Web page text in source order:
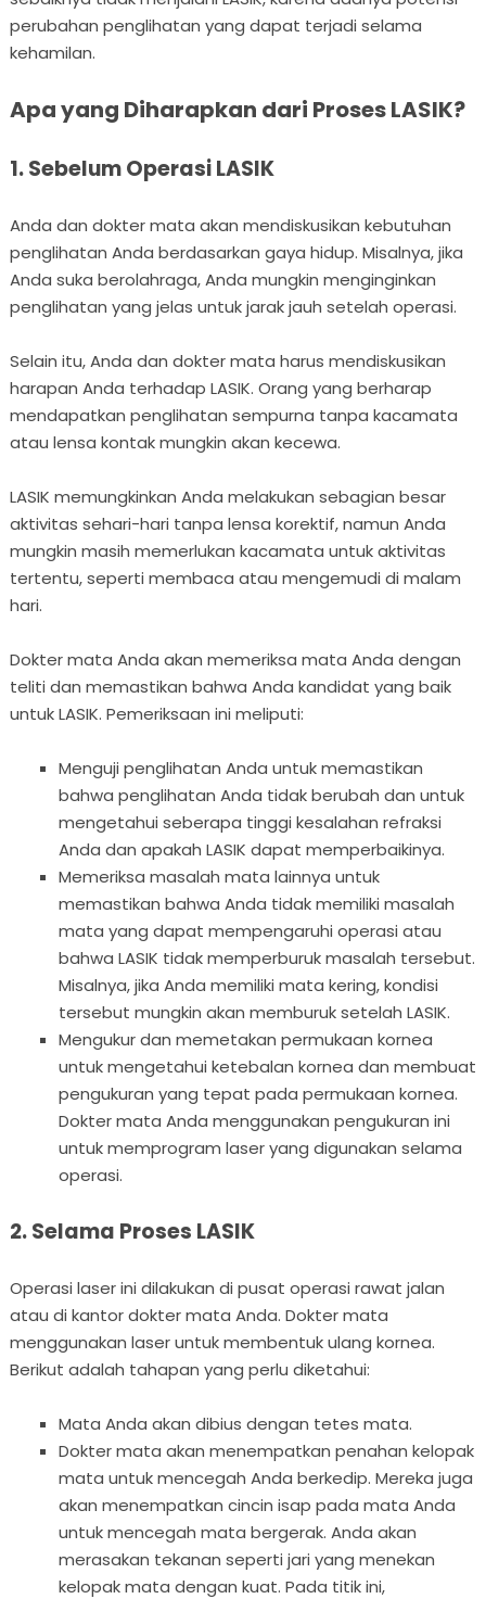
perubahan penglihatan yang dapat terjadi selama
kehamilan.
Apa yang Diharapkan dari Proses LASIK?
1. Sebelum Operasi LASIK
Anda dan dokter mata akan mendiskusikan kebutuhan
penglihatan Anda berdasarkan gaya hidup. Misalnya, jika
Anda suka berolahraga, Anda mungkin menginginkan
penglihatan yang jelas untuk jarak jauh setelah operasi.
Selain itu, Anda dan dokter mata harus mendiskusikan
harapan Anda terhadap LASIK. Orang yang berharap
mendapatkan penglihatan sempurna tanpa kacamata
atau lensa kontak mungkin akan kecewa.
LASIK memungkinkan Anda melakukan sebagian besar
aktivitas sehari-hari tanpa lensa korektif, namun Anda
mungkin masih memerlukan kacamata untuk aktivitas
tertentu, seperti membaca atau mengemudi di malam
hari.
Dokter mata Anda akan memeriksa mata Anda dengan
teliti dan memastikan bahwa Anda kandidat yang baik
untuk LASIK. Pemeriksaan ini meliputi:
Menguji penglihatan Anda untuk memastikan
bahwa penglihatan Anda tidak berubah dan untuk
mengetahui seberapa tinggi kesalahan refraksi
Anda dan apakah LASIK dapat memperbaikinya.
Memeriksa masalah mata lainnya untuk
memastikan bahwa Anda tidak memiliki masalah
mata yang dapat mempengaruhi operasi atau
bahwa LASIK tidak memperburuk masalah tersebut.
Misalnya, jika Anda memiliki mata kering, kondisi
tersebut mungkin akan memburuk setelah LASIK.
Mengukur dan memetakan permukaan kornea
untuk mengetahui ketebalan kornea dan membuat
pengukuran yang tepat pada permukaan kornea.
Dokter mata Anda menggunakan pengukuran ini
untuk memprogram laser yang digunakan selama
operasi.
2. Selama Proses LASIK
Operasi laser ini dilakukan di pusat operasi rawat jalan
atau di kantor dokter mata Anda. Dokter mata
menggunakan laser untuk membentuk ulang kornea.
Berikut adalah tahapan yang perlu diketahui:
Mata Anda akan dibius dengan tetes mata.
Dokter mata akan menempatkan penahan kelopak
mata untuk mencegah Anda berkedip. Mereka juga
akan menempatkan cincin isap pada mata Anda
untuk mencegah mata bergerak. Anda akan
merasakan tekanan seperti jari yang menekan
kelopak mata dengan kuat. Pada titik ini,